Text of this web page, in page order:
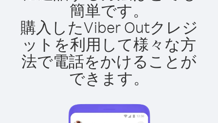
簡単です。
購入したViber Outクレジ
ットを利用して様々な方
法で電話をかけることが
できます。